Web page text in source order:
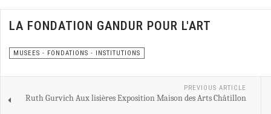
LA FONDATION GANDUR POUR L'ART
MUSEES - FONDATIONS - INSTITUTIONS
PREVIOUS ARTICLE
Ruth Gurvich Aux lisières Exposition Maison des Arts Châtillon